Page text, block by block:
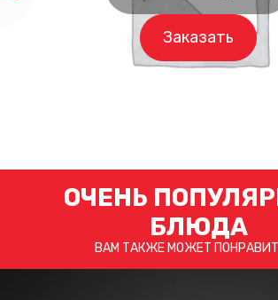
Заказать
ОЧЕНЬ
БЛЮДА
ВАМ ТАКЖЕ МОЖЕТ